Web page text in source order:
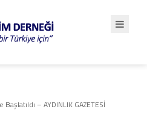
– AYDINLIK GAZETESİ